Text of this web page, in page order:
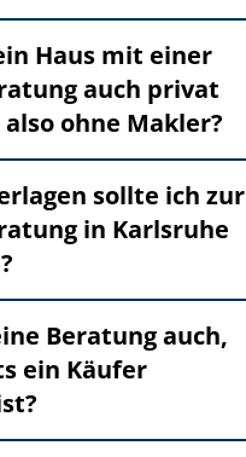
Haus mit einer
auch privat
ohne Makler?
sollte ich zur
in Karlsruhe
Beratung auch,
ein Käufer